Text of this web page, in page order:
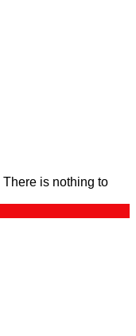
There is nothing to